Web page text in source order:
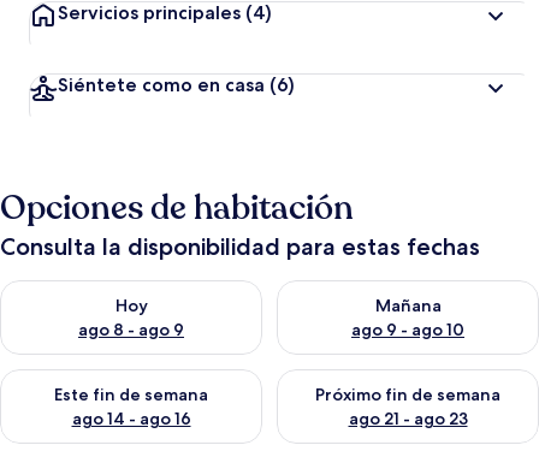
Servicios principales (4)
Siéntete como en casa (6)
Opciones de habitación
Consulta la disponibilidad para estas fechas
Hoy
ago 8 - ago 9
Consulta la disponibilidad para hoy ago 8 - ago 9
Mañana
ago 9 - ago 10
Consulta la disponibilidad
Este fin de semana
ago 14 - ago 16
Consulta la disponibilidad para este fin de semana ago 14 -
Próximo fin de semana
ago 21 - ago 23
Consulta la disponibilidad